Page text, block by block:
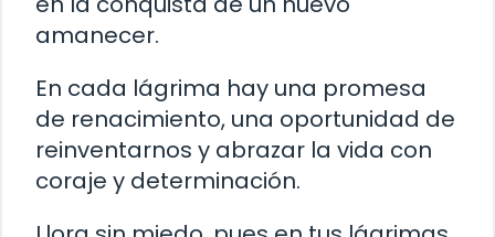
amanecer.
En cada lágrima hay una promesa
de renacimiento, una oportunidad de
reinventarnos y abrazar la vida con
coraje y determinación.